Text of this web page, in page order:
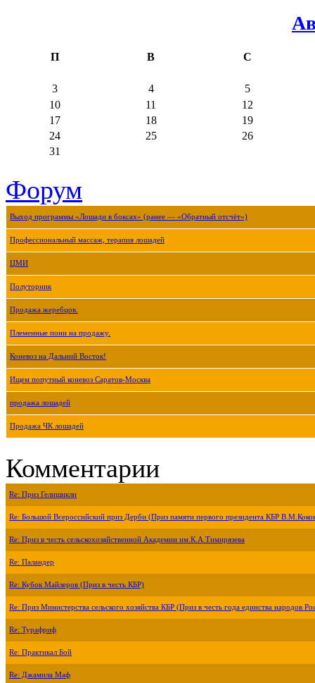
П В С
3 4
5
10
11
12
17
18
19
24
25
26
31
Форум
Выход программы «Лошади в боксах» (ранее — «Обратный отсчёт»)
Профессиональный массаж, терапия лошадей
ЦМИ
Полуторник
Продажа жеребцов.
Племенные пони на продажу.
Коневоз на Дальний Восток!
Ищем попутный коневоз Саратов-Москва
продажа лошадей
Продажа ЧК лошадей
Комментарии
Re: Приз Гелишикли
Re: Большой Всероссийский приз Дерби (Приз памяти первого президента КБР
Re: Приз в честь сельскохозяйственной Академии им.К.А.Тимирязева
Re: Паландер
Re: Кубок Майлеров (Приз в честь КБР)
Re: Приз Министерства сельского хозяйства КБР (Приз в честь года единства народов
Re: Турафриф
Re: Практикал Бой
Re: Джамила Маф